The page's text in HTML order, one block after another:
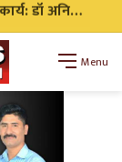
निर्धारित समय सीमा में पूरे हों मंडी बोर्ड के विकास कार्य: डॉ अनिल डब्बू
Menu